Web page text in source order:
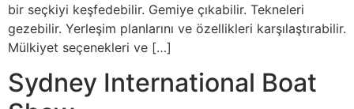
bir seçkiyi keşfedebilir. Gemiye çıkabilir. Tekneleri
gezebilir. Yerleşim planlarını ve özellikleri karşılaştırabilir.
Mülkiyet seçenekleri ve […]
Sydney International Boat